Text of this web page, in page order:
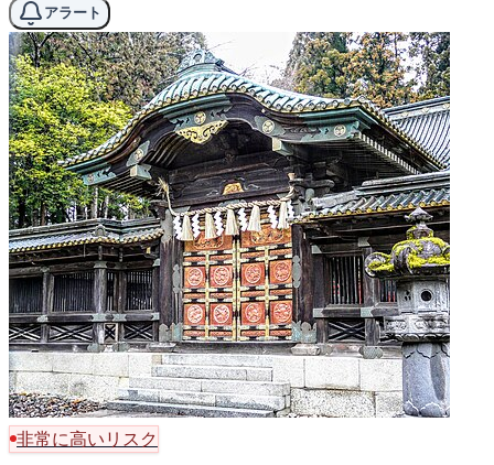
アラート
非常に高いリスク